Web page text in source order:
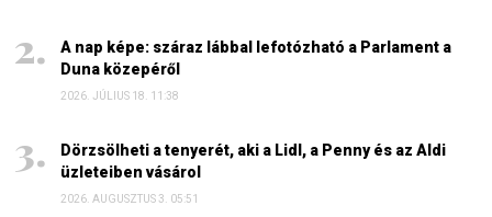
A nap képe: száraz lábbal lefotózható a Parlament a
Duna közepéről
2026. JÚLIUS 18. 11:38
Dörzsölheti a tenyerét, aki a Lidl, a Penny és az Aldi
üzleteiben vásárol
2026. AUGUSZTUS 3. 05:51